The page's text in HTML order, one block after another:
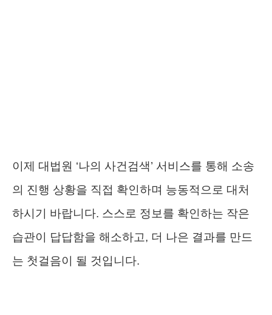
이제 대법원 ‘나의 사건검색’ 서비스를 통해 소송
의 진행 상황을 직접 확인하며 능동적으로 대처
하시기 바랍니다. 스스로 정보를 확인하는 작은
습관이 답답함을 해소하고, 더 나은 결과를 만드
는 첫걸음이 될 것입니다.